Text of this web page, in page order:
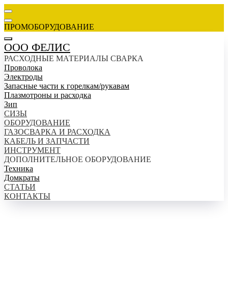
ПРОМОБОРУДОВАНИЕ
ООО ФЕЛИС
РАСХОДНЫЕ МАТЕРИАЛЫ СВАРКА
Проволока
Электроды
Запасные части к горелкам/рукавам
Плазмотроны и расходка
Зип
СИЗЫ
ОБОРУДОВАНИЕ
ГАЗОСВАРКА И РАСХОДКА
КАБЕЛЬ И ЗАПЧАСТИ
ИНСТРУМЕНТ
ДОПОЛНИТЕЛЬНОЕ ОБОРУДОВАНИЕ
Техника
Домкраты
СТАТЬИ
КОНТАКТЫ